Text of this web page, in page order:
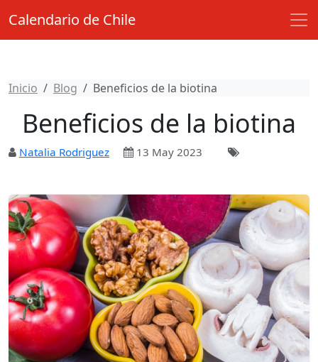
Calendario de Chile
Inicio Blog Beneficios de la biotina
Beneficios de la biotina
Natalia Rodriguez 13 May 2023